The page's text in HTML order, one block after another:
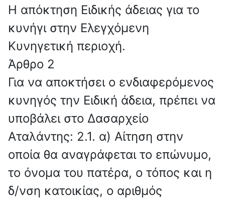
Η απόκτηση Ειδικής άδειας για το
κυνήγι στην Ελεγχόμενη
Κυνηγετική περιοχή.
Άρθρο 2
Για να αποκτήσει ο ενδιαφερόμενος
κυνηγός την Ειδική άδεια, πρέπει να
υποβάλει στο Δασαρχείο
Αταλάντης: 2.1. α) Αίτηση στην
οποία θα αναγράφεται το επώνυμο,
το όνομα του πατέρα, ο τόπος και η
δ/νση κατοικίας, ο αριθμός